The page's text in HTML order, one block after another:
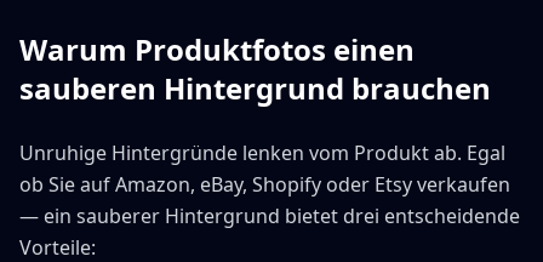
Warum Produktfotos einen
sauberen Hintergrund brauchen
Unruhige Hintergründe lenken vom Produkt ab. Egal
ob Sie auf Amazon, eBay, Shopify oder Etsy verkaufen
— ein sauberer Hintergrund bietet drei entscheidende
Vorteile: